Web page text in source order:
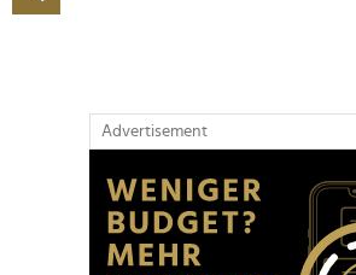
weiteren Daten zusammen, die Sie
Advertisement